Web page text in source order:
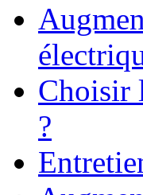
Choisir
?